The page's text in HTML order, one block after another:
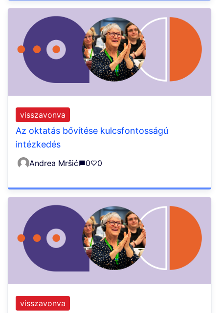
Az oktatás bővítése kulcsfontosságú
intézkedés
visszavonva
Andrea Mršić 0 0
visszavonva